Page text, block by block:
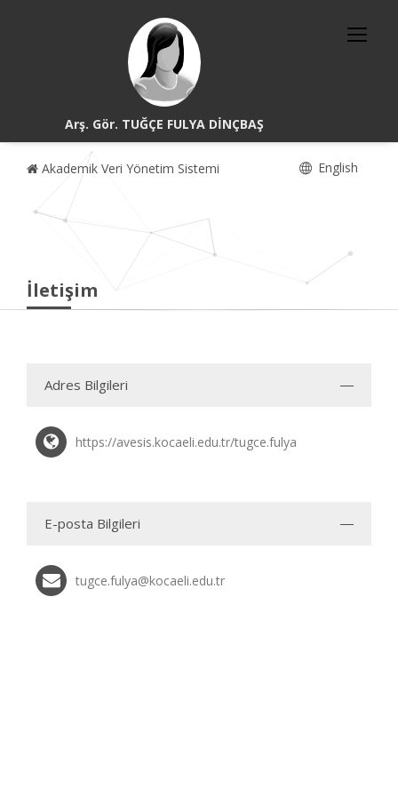
Arş. Gör. TUĞÇE FULYA DİNÇBAŞ
Akademik Veri Yönetim Sistemi English
İletişim
Adres Bilgileri
https://avesis.kocaeli.edu.tr/tugce.fulya
E-posta Bilgileri
tugce.fulya@kocaeli.edu.tr